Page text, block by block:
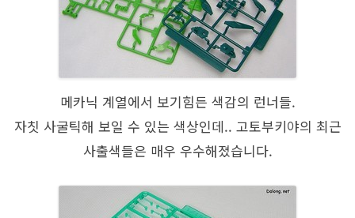
메카닉 계열에서 보기힘든 색감의 런너들.
자칫 사굴틱해 보일 수 있는 색상인데.. 고토부키야의 최근
사출색들은 매우 우수해졌습니다.